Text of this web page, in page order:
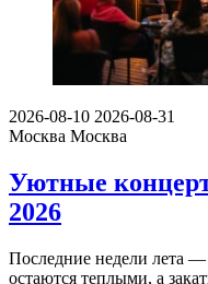
2026-08-10 2026-08-31
Москва Москва
Уютные
2026
Последние недели лета —
остаются теплыми, а